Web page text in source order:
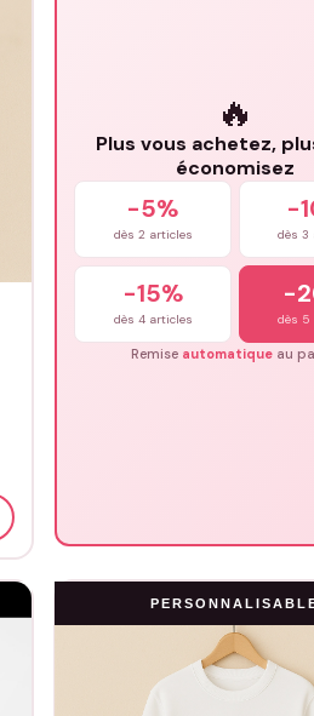
🔥
Plus vous achetez,
économisez
-5%
dès 2 articles
-
dès 3
-15%
dès 4 articles
-
dès 5
Remise automatiqueau